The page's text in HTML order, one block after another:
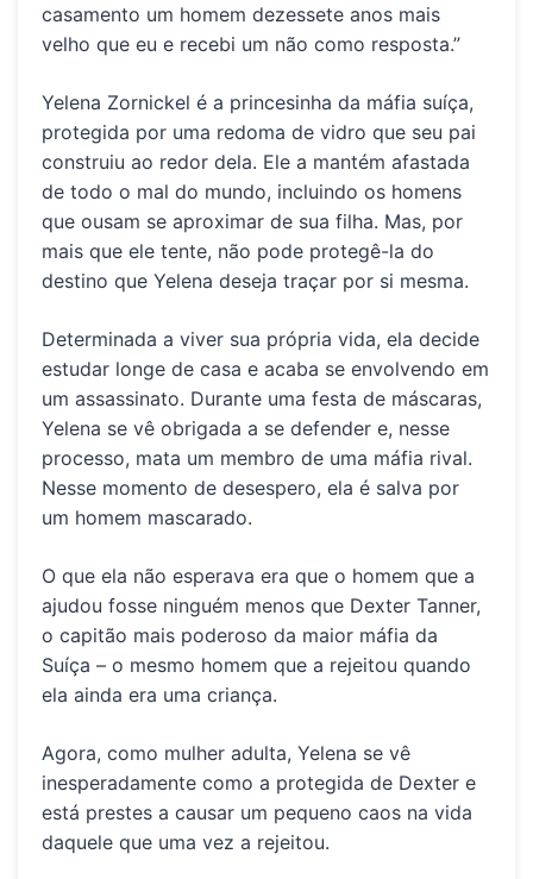
casamento um homem dezessete anos mais
velho que eu e recebi um não como resposta.”
Yelena Zornickel é a princesinha da máfia suíça,
protegida por uma redoma de vidro que seu pai
construiu ao redor dela. Ele a mantém afastada
de todo o mal do mundo, incluindo os homens
que ousam se aproximar de sua filha. Mas, por
mais que ele tente, não pode protegê-la do
destino que Yelena deseja traçar por si mesma.
Determinada a viver sua própria vida, ela decide
estudar longe de casa e acaba se envolvendo em
um assassinato. Durante uma festa de máscaras,
Yelena se vê obrigada a se defender e, nesse
processo, mata um membro de uma máfia rival.
Nesse momento de desespero, ela é salva por
um homem mascarado.
O que ela não esperava era que o homem que a
ajudou fosse ninguém menos que Dexter Tanner,
o capitão mais poderoso da maior máfia da
Suíça – o mesmo homem que a rejeitou quando
ela ainda era uma criança.
Agora, como mulher adulta, Yelena se vê
inesperadamente como a protegida de Dexter e
está prestes a causar um pequeno caos na vida
daquele que uma vez a rejeitou.